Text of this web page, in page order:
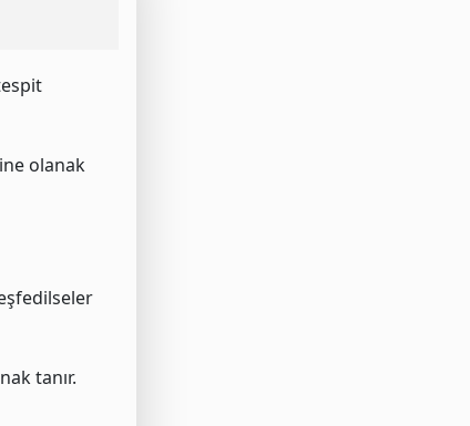
olanak
tanır.